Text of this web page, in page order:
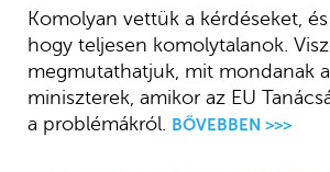
Komolyan vettük a kérdéseket,
hogy teljesen komolytalanok.
megmutathatjuk, mit mondanak
miniszterek, amikor az EU
a problémákról. BŐVEBBEN >>>